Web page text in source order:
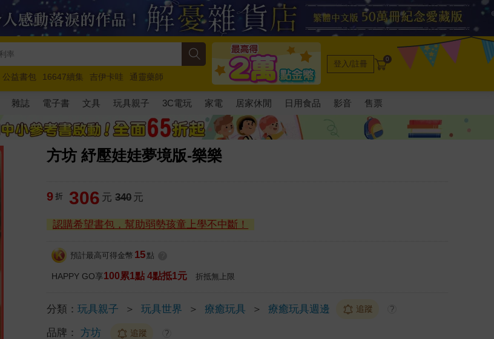
公益書包 16647續集 吉伊卡哇
通靈藥師
馬斯克 玩具總動員5 超慢跑
登入/註冊 0
雜誌 電子書 文具 玩具親子 3C電玩 家電 居家休閒 日用食品 影音 售票
方坊 紓壓娃娃夢境版-樂樂
9 折 306 元 340 元
認購希望書包，幫助弱勢孩童上學不中斷！
預計最高可得金幣 15 點
HAPPY GO享100累1點 4點抵1元 折抵無上限
分類：玩具親子 ＞ 玩具世界 ＞ 療癒玩具 ＞ 療癒玩具週邊 追蹤 ?
品牌： 方坊 追蹤 ?